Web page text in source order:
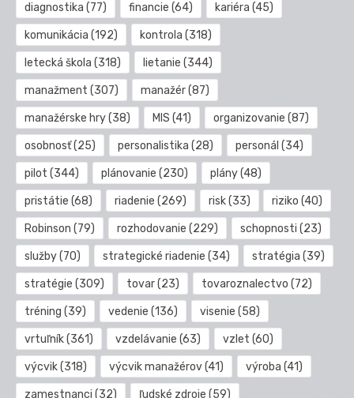
diagnostika (77) financie (64) kariéra (45)
komunikácia (192) kontrola (318)
letecká škola (318) lietanie (344)
manažment (307) manažér(87)
manažérske hry(38) MIS (41) organizovanie (87)
osobnosť(25) personalistika (28) personál (34)
pilot (344) plánovanie (230) plány(48)
pristátie (68) riadenie (269) risk(33) riziko (40)
Robinson (79) rozhodovanie (229) schopnosti (23)
služby(70) strategické riadenie (34) stratégia (39)
stratégie (309) tovar(23) tovaroznalectvo (72)
tréning (39) vedenie (136) visenie (58)
vrtuľník(361) vzdelávanie (63) vzlet (60)
výcvik(318) výcvik manažérov(41) výroba (41)
zamestnanci (32) ľudské zdroje (59)